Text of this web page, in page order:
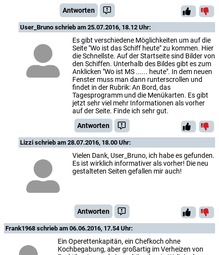
Antworten
User_Bruno schrieb am 25.07.2016, 18.12 Uhr:
Es gibt verschiedene Möglichkeiten um auf die
Seite "Wo ist das Schiff heute" zu kommen. Hier
die Schnellste. Auf der Startseite sind Bilder von
den Schiffen. Unterhalb des Bildes gibt es zum
Anklicken "Wo ist MS ...... heute". In dem neuen
Fenster muss man dann runterscrollen und
findet in der Rubrik: An Bord, das
Tagesprogramm und die Menükarten. Es gibt
jetzt sehr viel mehr Informationen als vorher
auf der Seite. Finde ich sehr gut.
Antworten
Lizzi schrieb am 28.07.2016, 18.00 Uhr:
Vielen Dank, User_Bruno, ich habe es gefunden.
Es ist wirklich informativer als vorher! Die neu
gestalteten Seiten gefallen mir auch!
Antworten
Frank1968 schrieb am 06.06.2016, 17.54 Uhr:
Ein Operettenkapitän, ein Chefkoch ohne
Kochbegabung, aber großartig im Verheizen von